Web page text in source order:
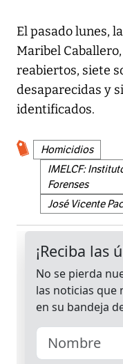
El pasado lunes,
Maribel
reabiertos, siete
desaparecidas y
identificados.
Homicidios
IMELCF:
Forenses
José Vicente